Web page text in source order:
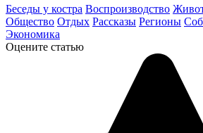
Беседы у костра Воспроизводство
Общество Отдых Рассказы Регионы
Экономика
Оцените статью